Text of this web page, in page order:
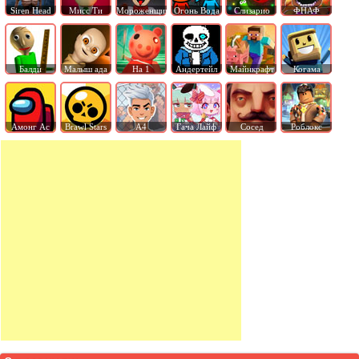
Siren Head Мисс Ти Мороженщик Огонь Вода Слизарио ФНАФ
Балди Малыш ада На 1 Андертейл Майнкрафт Когама
Амонг Ас Brawl Stars А4 Гача Лайф Сосед Роблокс